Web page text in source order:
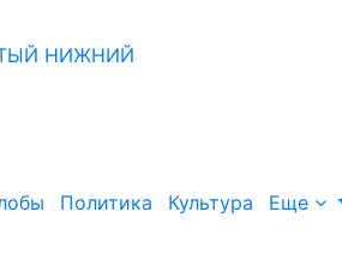
Политика Культура Еще